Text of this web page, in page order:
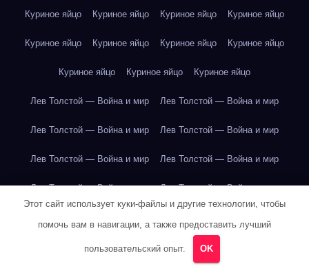
Куриное яйцо Куриное яйцо Куриное яйцо Куриное яйцо
Куриное яйцо Куриное яйцо Куриное яйцо Куриное яйцо
Куриное яйцо Куриное яйцо Куриное яйцо
Лев Толстой — Война и мир Лев Толстой — Война и мир
Лев Толстой — Война и мир Лев Толстой — Война и мир
Лев Толстой — Война и мир Лев Толстой — Война и мир
Лев Толстой — Война и мир Лев Толстой — Война и мир
Лев Толстой — Война и мир Лев Толстой — Война и мир
Этот сайт использует куки-файлы и другие технологии, чтобы
помочь вам в навигации, а также предоставить лучший
пользовательский опыт. OK